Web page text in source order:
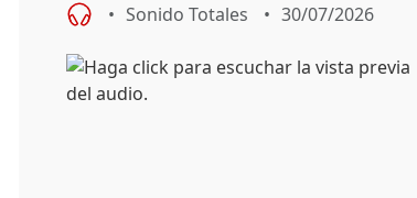
Sonido Totales 30/07/2026